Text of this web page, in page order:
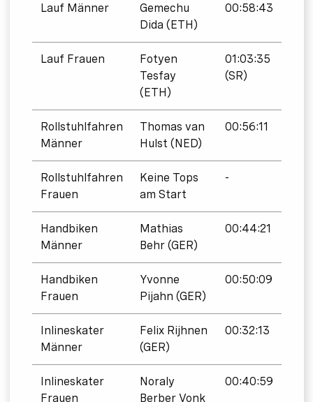
Lauf Männer
Gemechu
Dida (ETH)
00:58:43
Lauf Frauen
Fotyen
Tesfay
(ETH)
01:03:35
(SR)
Rollstuhlfahren
Männer
Thomas van
Hulst (NED)
00:56:11
Rollstuhlfahren
Frauen
Keine Tops
am Start
-
Handbiken
Männer
Mathias
Behr (GER)
00:44:21
Handbiken
Frauen
Yvonne
Pijahn (GER)
00:50:09
Inlineskater
Männer
Felix Rijhnen
(GER)
00:32:13
Inlineskater
Frauen
Noraly
Berber Vonk
00:40:59